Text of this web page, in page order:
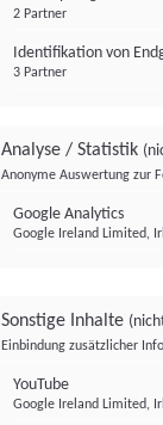
2 Partner
Identifikation von
3 Partner
Analyse / Statistik
Anonyme Auswertung zur
Google Analytics
Google Ireland Limited,
Sonstige Inhalte
Einbindung zusätzlicher
YouTube
Google Ireland Limited,